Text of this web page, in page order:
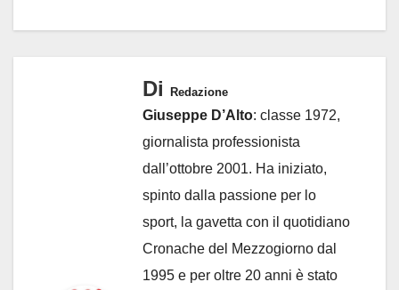
Di Redazione
Giuseppe D’Alto: classe 1972,
giornalista professionista
dall’ottobre 2001. Ha iniziato,
spinto dalla passione per lo
sport, la gavetta con il quotidiano
Cronache del Mezzogiorno dal
1995 e per oltre 20 anni è stato